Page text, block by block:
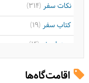
نکات سفر(314)
کتاب سفر(19)
سینما سفر (14)
اقامت‌گاه‌ها